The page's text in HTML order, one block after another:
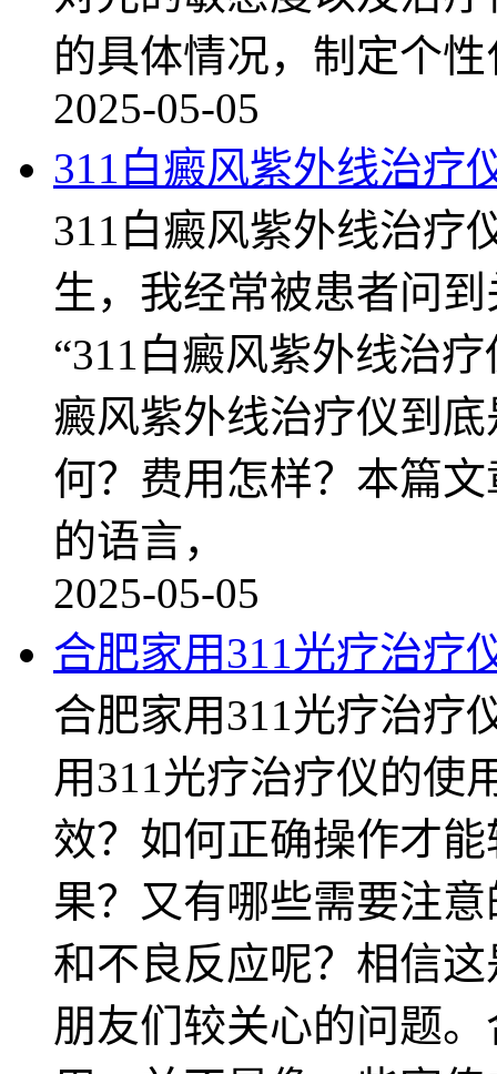
的具体情况，制定个
2025-05-05
311白癜风紫外线治疗
311白癜风紫外线治疗
生，我经常被患者问
“311白癜风紫外线治
癜风紫外线治疗仪到
何？费用怎样？本篇
的语言，
2025-05-05
合肥家用311光疗治疗
合肥家用311光疗治疗
用311光疗治疗仪的使
效？如何正确操作才
果？又有哪些需要注
和不良反应呢？相信
朋友们较关心的问题